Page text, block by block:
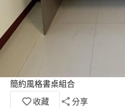
簡約風格書桌組合
收藏
分享